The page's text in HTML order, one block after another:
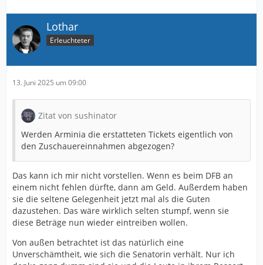
Lothar
Erleuchteter
13. Juni 2025 um 09:00
Zitat von sushinator
Werden Arminia die erstatteten Tickets eigentlich von
den Zuschauereinnahmen abgezogen?
Das kann ich mir nicht vorstellen. Wenn es beim DFB an
einem nicht fehlen dürfte, dann am Geld. Außerdem haben
sie die seltene Gelegenheit jetzt mal als die Guten
dazustehen. Das wäre wirklich selten stumpf, wenn sie
diese Beträge nun wieder eintreiben wollen.
Von außen betrachtet ist das natürlich eine
Unverschämtheit, wie sich die Senatorin verhält. Nur ich